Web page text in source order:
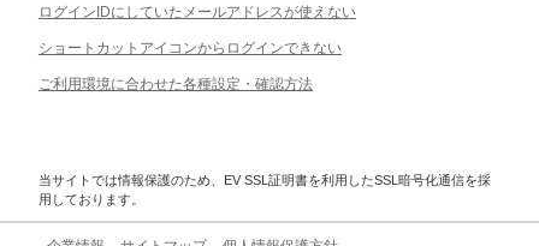
ログインIDにしていたメールアドレスが使えない
ショートカットアイコンからログインできない
ご利用環境に合わせた各種設定・確認方法
当サイトでは情報保護のため、EV SSL証明書を利用したSSL暗号化通信を採
用しております。